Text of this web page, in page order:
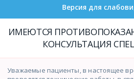
Версия для
ИМЕЮТСЯ
КОНСУЛЬТАЦИЯ
Уважаемые пациенты, в настоящее